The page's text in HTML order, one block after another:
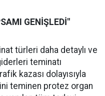
GENİŞLEDİ"
türleri daha detaylı ve
teminatı
kazası dolayısıyla
teminen protez organ